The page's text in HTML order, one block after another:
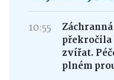
10:55
zvířat.
plném